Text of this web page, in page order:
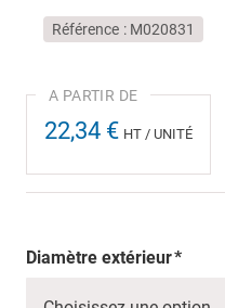
Référence M020831
22,34 € HT / UNITÉ
Diamètre extérieur